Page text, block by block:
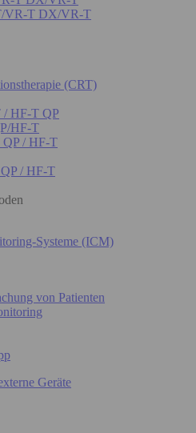
VR-T DX/VR-T
(CRT)
/ HF-T QP
HF-T
/ HF-T
/ HF-T
Systeme (ICM)
von Patienten
Geräte